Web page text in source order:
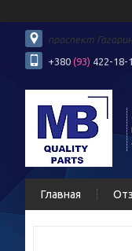
проспект
+380 (93) 422-18-
Главная